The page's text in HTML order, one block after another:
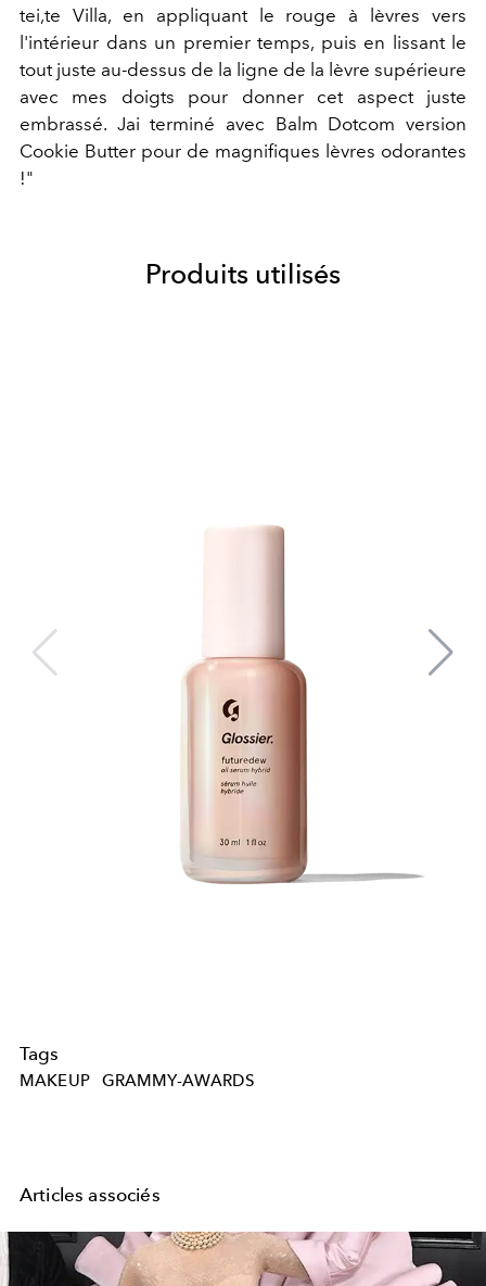
tei,te Villa, en appliquant le rouge à lèvres vers
l'intérieur dans un premier temps, puis en lissant le
tout juste au-dessus de la ligne de la lèvre supérieure
avec mes doigts pour donner cet aspect juste
embrassé. Jai terminé avec Balm Dotcom version
Cookie Butter pour de magnifiques lèvres odorantes
!"
Produits utilisés
Tags
MAKEUP GRAMMY-AWARDS
Articles associés